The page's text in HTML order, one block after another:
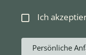
Ich
Persönliche